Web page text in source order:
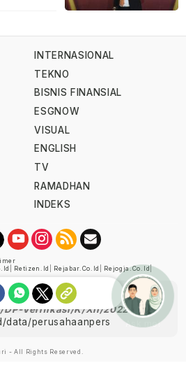
INTERNASIONAL
TEKNO
BISNIS FINANSIAL
ESGNOW
VISUAL
ENGLISH
TV
RAMADHAN
INDEKS
Retizen.id Rejabar.co.id Rejogja.co.id
oleh Dewan Pers
DP-Verifikasi/K/XII/2022
data/perusahaanpers
- All Rights Reserved.
Ask me!